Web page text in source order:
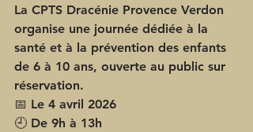
La CPTS Dracénie Provence Verdon
organise une journée dédiée à la
santé et à la prévention des enfants
de 6 à 10 ans, ouverte au public sur
réservation.
📅 Le 4 avril 2026
🕘 De 9h à 13h